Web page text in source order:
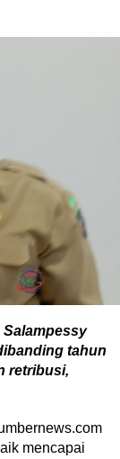
tahun
retribusi,
mencapai